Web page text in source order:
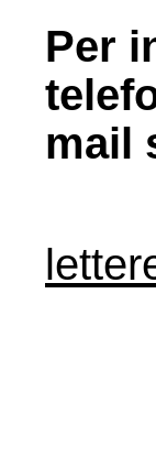
Per
mail